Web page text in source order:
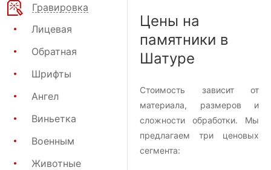
Гравировка
Лицевая
Обратная
Шрифты
Ангел
Виньетка
Военным
Животные
Цены на
памятники в
Шатуре
Стоимость зависит от
материала, размеров и
сложности обработки. Мы
предлагаем три ценовых
сегмента: